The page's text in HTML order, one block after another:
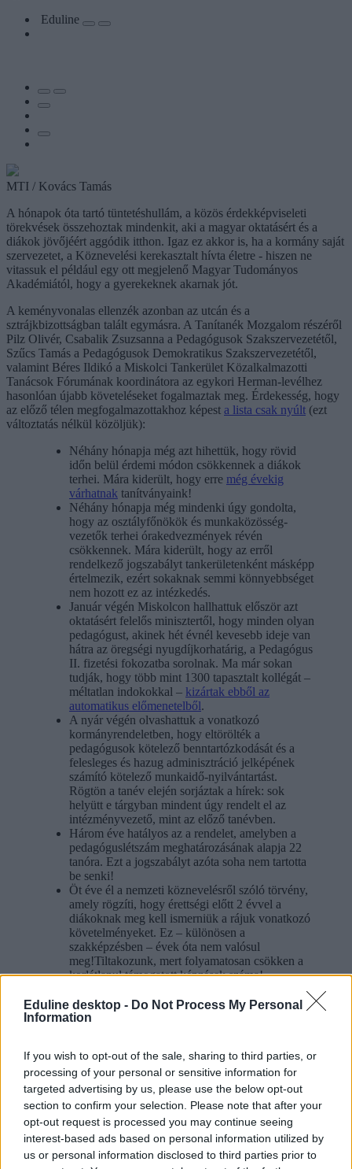
Eduline desktop - Do Not Process My Personal
Information
If you wish to opt-out of the sale, sharing to third parties, or
processing of your personal or sensitive information for
targeted advertising by us, please use the below opt-out
section to confirm your selection. Please note that after your
opt-out request is processed you may continue seeing
interest-based ads based on personal information utilized by
us or personal information disclosed to third parties prior to
Eduline
MTI / Kovács Tamás
A hónapok óta tartó tüntetéshullám, a közös érdekképviseleti
törekvések összehoztak mindenkit, aki a magyar oktatásért és a
diákok jövőjéért aggódik itthon. Igaz ez akkor is, ha a kormány saját
szervezetet, a Köznevelési kerekasztalt hívta életre - hiszen ne
vitassuk el például egy ott megjelenő Magyar Tudományos
Akadémiától, hogy a gyerekeknek akarnak jót.
A keményvonalas ellenzék azonban az utcán és a
sztrájkbizottságban talált egymásra. A Tanítanék Mozgalom részéről
Pilz Olivér, Csabalik Zsuzsanna a Pedagógusok Szakszervezetétől,
Szűcs Tamás a Pedagógusok Demokratikus Szakszervezetétől,
valamint Béres Ildikó a Miskolci Tankerület Közalkalmazotti
Tanácsok Fórumának koordinátora az egykori Herman-levélhez
hasonlóan újabb követeléseket fogalmaztak meg. Érdekesség, hogy
az előző télen megfogalmazottakhoz képest a lista csak nyúlt (ezt
változtatás nélkül közöljük):
Néhány hónapja még azt hihettük, hogy rövid
időn belül érdemi módon csökkennek a diákok
terhei. Mára kiderült, hogy erre még évekig
várhatnak tanítványaink!
Néhány hónapja még mindenki úgy gondolta,
hogy az osztályfőnökök és munkaközösség-
vezetők terhei órakedvezmények révén
csökkennek. Mára kiderült, hogy az erről
rendelkező jogszabályt tankerületenként másképp
értelmezik, ezért sokaknak semmi könnyebbséget
nem hozott ez az intézkedés.
Január végén Miskolcon hallhattuk először azt
oktatásért felelős minisztertől, hogy minden olyan
pedagógust, akinek hét évnél kevesebb ideje van
hátra az öregségi nyugdíjkorhatárig, a Pedagógus
II. fizetési fokozatba sorolnak. Ma már sokan
tudják, hogy több mint 1300 tapasztalt kollégát –
méltatlan indokokkal – kizártak ebből az
automatikus előmenetelből.
A nyár végén olvashattuk a vonatkozó
kormányrendeletben, hogy eltörölték a
pedagógusok kötelező benntartózkodását és a
felesleges és hazug adminisztráció jelképének
számító kötelező munkaidő-nyilvántartást.
Rögtön a tanév elején sorjáztak a hírek: sok
helyütt e tárgyban mindent úgy rendelt el az
intézményvezető, mint az előző tanévben.
Három éve hatályos az a rendelet, amelyben a
pedagóguslétszám meghatározásának alapja 22
tanóra. Ezt a jogszabályt azóta soha nem tartotta
be senki!
Öt éve él a nemzeti köznevelésről szóló törvény,
amely rögzíti, hogy érettségi előtt 2 évvel a
diákoknak meg kell ismerniük a rájuk vonatkozó
követelményeket. Ez – különösen a
szakképzésben – évek óta nem valósul
meg!Tiltakozunk, mert folyamatosan csökken a
korlátlanul támogatott képzések száma!
vizsgatárgyainakkövetelményei tisztázatlanok!
Tiltakozunk, mert a képzések jelentős részéhez a
egyeztetés nélkül vezettek beegy olyan komplex
természettudományi tárgyat, amelynek tartalmi és
módszertani követelményeit éveken át kellett
volna kidolgozni, s nem csoda, hogy ily módon a
megfelelő végzettségű pedagógusok képzésére
sem jutott idő!
Tiltakozunk, mertmegszűnt az intézmények közti
átjárhatóság. Gyakorlatilag lehetetlenné vált a